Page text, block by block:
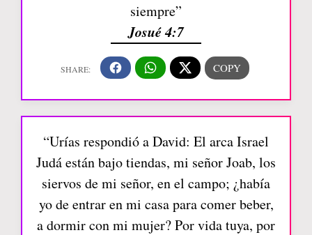
siempre”
Josué 4:7
“Urías respondió a David: El arca Israel
Judá están bajo tiendas, mi señor Joab, los
siervos de mi señor, en el campo; ¿había
yo de entrar en mi casa para comer beber,
a dormir con mi mujer? Por vida tuya, por